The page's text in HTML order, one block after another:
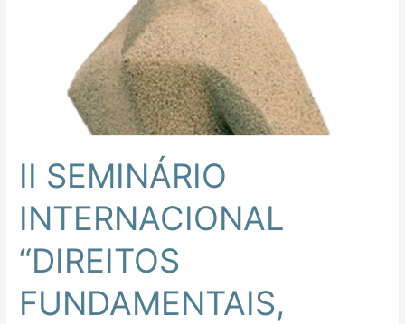
II SEMINÁRIO
INTERNACIONAL
“DIREITOS
FUNDAMENTAIS,